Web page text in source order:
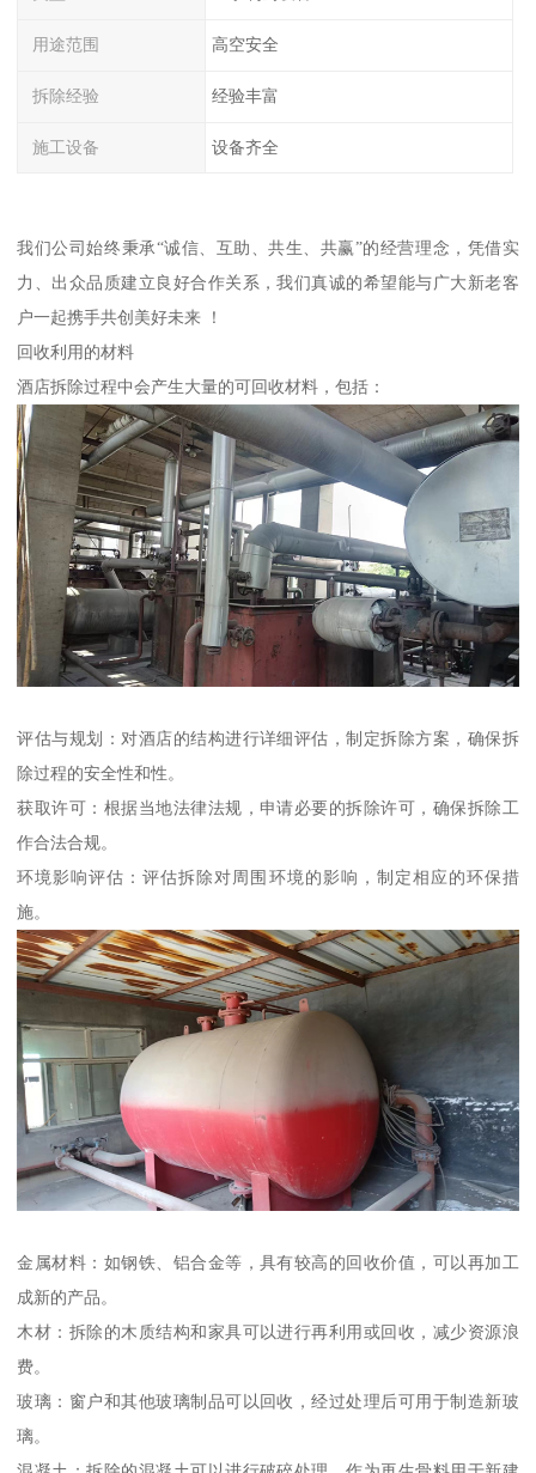
用途范围 高空安全
拆除经验 经验丰富
施工设备 设备齐全
我们公司始终秉承“诚信、互助、共生、共赢”的经营理念，凭借实
力、出众品质建立良好合作关系，我们真诚的希望能与广大新老客
户一起携手共创美好未来 ！
回收利用的材料
酒店拆除过程中会产生大量的可回收材料，包括：
评估与规划：对酒店的结构进行详细评估，制定拆除方案，确保拆
除过程的安全性和性。
获取许可：根据当地法律法规，申请必要的拆除许可，确保拆除工
作合法合规。
环境影响评估：评估拆除对周围环境的影响，制定相应的环保措
施。
金属材料：如钢铁、铝合金等，具有较高的回收价值，可以再加工
成新的产品。
木材：拆除的木质结构和家具可以进行再利用或回收，减少资源浪
费。
玻璃：窗户和其他玻璃制品可以回收，经过处理后可用于制造新玻
璃。